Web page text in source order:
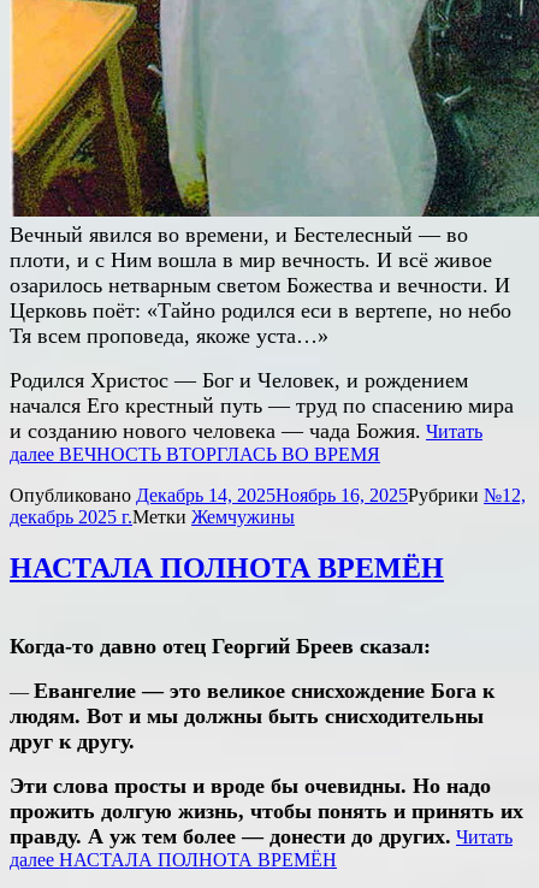
Вечный явился во времени, и Бестелесный — во
плоти, и с Ним вошла в мир вечность. И всё живое
озарилось нетварным светом Божества и вечности. И
Церковь поёт: «Тайно родился еси в вертепе, но небо
Тя всем проповеда, якоже уста…»
Родился Христос — Бог и Человек, и рождением
начался Его крестный путь — труд по спасению мира
и созданию нового человека — чада Божия. Читать
далее ВЕЧНОСТЬ ВТОРГЛАСЬ ВО ВРЕМЯ
Опубликовано Декабрь 14, 2025Ноябрь 16, 2025Рубрики №12,
декабрь 2025 г.Метки Жемчужины
НАСТАЛА ПОЛНОТА ВРЕМЁН
Когда-то давно отец Георгий Бреев сказал:
— Евангелие — это великое снисхождение Бога к
людям. Вот и мы должны быть снисходительны
друг к другу.
Эти слова просты и вроде бы очевидны. Но надо
прожить долгую жизнь, чтобы понять и принять их
правду. А уж тем более — донести до других. Читать
далее НАСТАЛА ПОЛНОТА ВРЕМЁН